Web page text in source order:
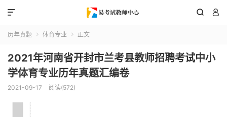
 

历年真题  体育专业  正文
2021年河南省开封市兰考县教师招聘考试中小
学体育专业历年真题汇编卷
2021-09-17 阅读(572)